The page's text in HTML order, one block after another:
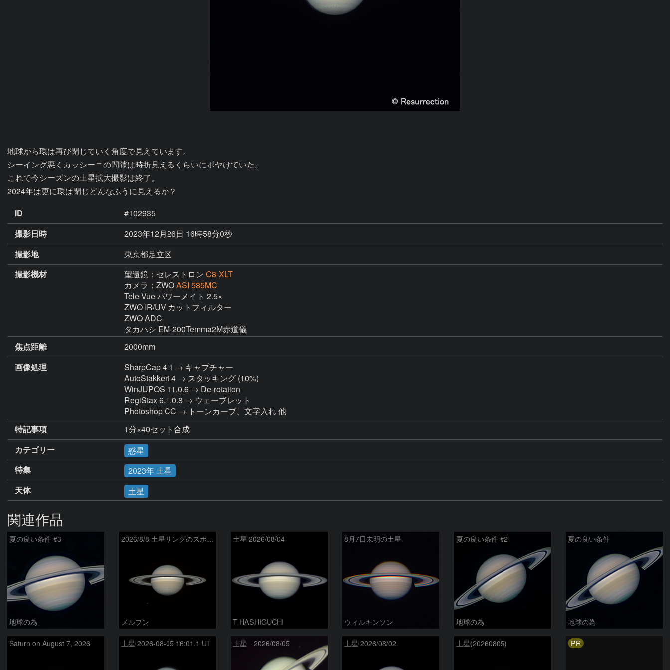
地球から環は再び閉じていく角度で見えています。
シーイング悪くカッシーニの間隙は時折見えるくらいにボヤけていた。
これで今シーズンの土星拡大撮影は終了。
2024年は更に環は閉じどんなふうに見えるか？
ID
#102935
撮影日時
2023年12月26日 16時58分0秒
撮影地
東京都足立区
撮影機材
望遠鏡：セレストロン C8-XLT
カメラ：ZWOASI 585MC
Tele Vue パワーメイト 2.5×
ZWO IR/UV カットフィルター
ZWO ADC
タカハシ EM-200Temma2M赤道儀
焦点距離
2000mm
画像処理
SharpCap 4.1 → キャプチャー
AutoStakkert 4 → スタッキング (10%)
WinJUPOS 11.0.6 → De-rotation
RegiStax 6.1.0.8 → ウェーブレット
Photoshop CC → トーンカーブ、文字入れ 他
特記事項
1分×40セット合成
カテゴリー
惑星
特集
2023年 土星
天体
土星
関連作品
夏の良い条件 #3
地球の為
2026/8/8 土星リングのスポーク
メルプン
土星 2026/08/04
T-HASHIGUCHI
8月7日未明の土星
ウィルキンソン
夏の良い条件 #2
地球の為
夏の良い条件
地球の為
Saturn on August 7, 2026 土星 2026-08-05 16:01.1 UT 土星 2026/08/05 土星 2026/08/02 土星(20260805) PR